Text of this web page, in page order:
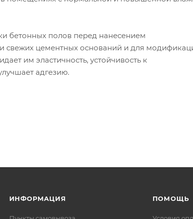
бетонных полов перед нанесением
свежих цементных оснований и для
им эластичность, устойчивость к
адгезию.
ИНФОРМАЦИЯ ПОМОЩЬ